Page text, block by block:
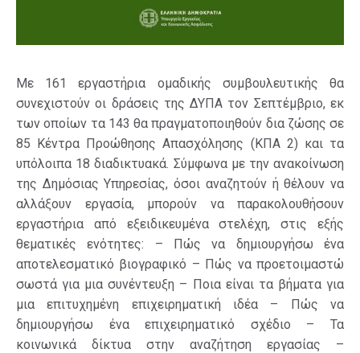
Με 161 εργαστήρια ομαδικής συμβουλευτικής θα
συνεχιστούν οι δράσεις της ΔΥΠΑ τον Σεπτέμβριο, εκ
των οποίων τα 143 θα πραγματοποιηθούν δια ζώσης σε
85 Κέντρα Προώθησης Απασχόλησης (ΚΠΑ 2) και τα
υπόλοιπα 18 διαδικτυακά. Σύμφωνα με την ανακοίνωση
της Δημόσιας Υπηρεσίας, όσοι αναζητούν ή θέλουν να
αλλάξουν εργασία, μπορούν να παρακολουθήσουν
εργαστήρια από εξειδικευμένα στελέχη, στις εξής
θεματικές ενότητες: – Πώς να δημιουργήσω ένα
αποτελεσματικό βιογραφικό – Πώς να προετοιμαστώ
σωστά για μια συνέντευξη – Ποια είναι τα βήματα για
μια επιτυχημένη επιχειρηματική ιδέα – Πώς να
δημιουργήσω ένα επιχειρηματικό σχέδιο – Τα
κοινωνικά δίκτυα στην αναζήτηση εργασίας –